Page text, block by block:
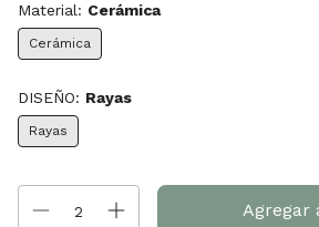
Material: Cerámica
Cerámica
DISEÑO: Rayas
Rayas